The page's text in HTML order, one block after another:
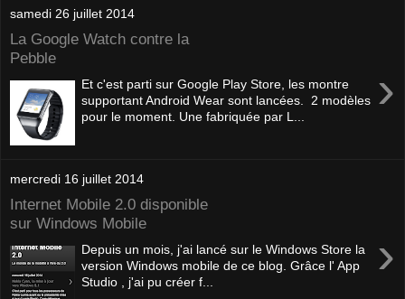
samedi 26 juillet 2014
La Google Watch contre la
Pebble
›
Et c'est parti sur Google Play Store, les montre
supportant Android Wear sont lancées. 2 modèles
pour le moment. Une fabriquée par L...
mercredi 16 juillet 2014
Internet Mobile 2.0 disponible
sur Windows Mobile
›
Depuis un mois, j'ai lancé sur le Windows Store la
version Windows mobile de ce blog. Grâce l' App
Studio , j'ai pu créer f...